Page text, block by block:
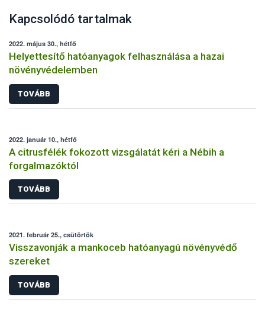
Kapcsolódó tartalmak
2022. május 30., hétfő
Helyettesítő hatóanyagok felhasználása a hazai
növényvédelemben
TOVÁBB
2022. január 10., hétfő
A citrusfélék fokozott vizsgálatát kéri a Nébih a
forgalmazóktól
TOVÁBB
2021. február 25., csütörtök
Visszavonják a mankoceb hatóanyagú növényvédő
szereket
TOVÁBB